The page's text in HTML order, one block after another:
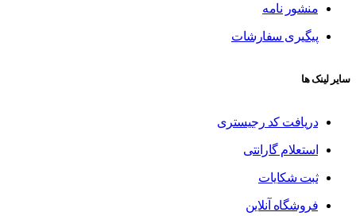
منشور نامه
پیگیری سفارشات
سایر لینک ها
دریافت کد رجیستری
استعلام گارانتی
ثبت شکایات
فروشگاه آنلاین